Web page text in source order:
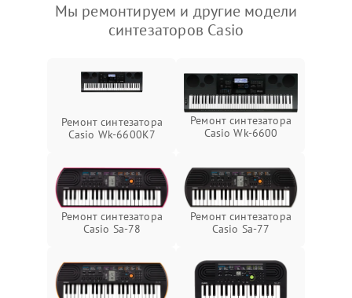
Мы ремонтируем и другие модели
синтезаторов Casio
Ремонт синтезатора
Casio Wk-6600K7
Ремонт синтезатора
Casio Wk-6600
Ремонт синтезатора
Casio Sa-78
Ремонт синтезатора
Casio Sa-77